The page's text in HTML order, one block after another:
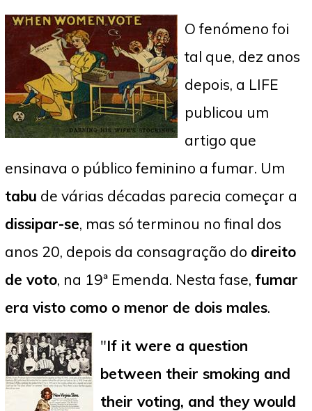
O fenómeno foi
tal que, dez anos
depois, a LIFE
publicou um
artigo que
ensinava o público feminino a fumar. Um
tabu de várias décadas parecia começar a
dissipar-se, mas só terminou no final dos
anos 20, depois da consagração do direito
de voto, na 19ª Emenda. Nesta fase, fumar
era visto como o menor de dois males.
"If it were a question
between their smoking and
their voting, and they would